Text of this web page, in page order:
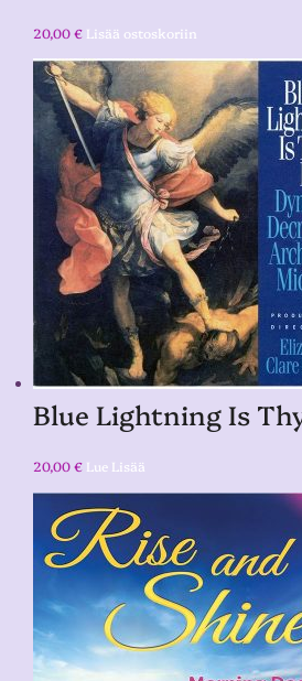
20,00€ Lisää ostoskoriin
Blue Lightning Is
20,00€ Lue Lisää